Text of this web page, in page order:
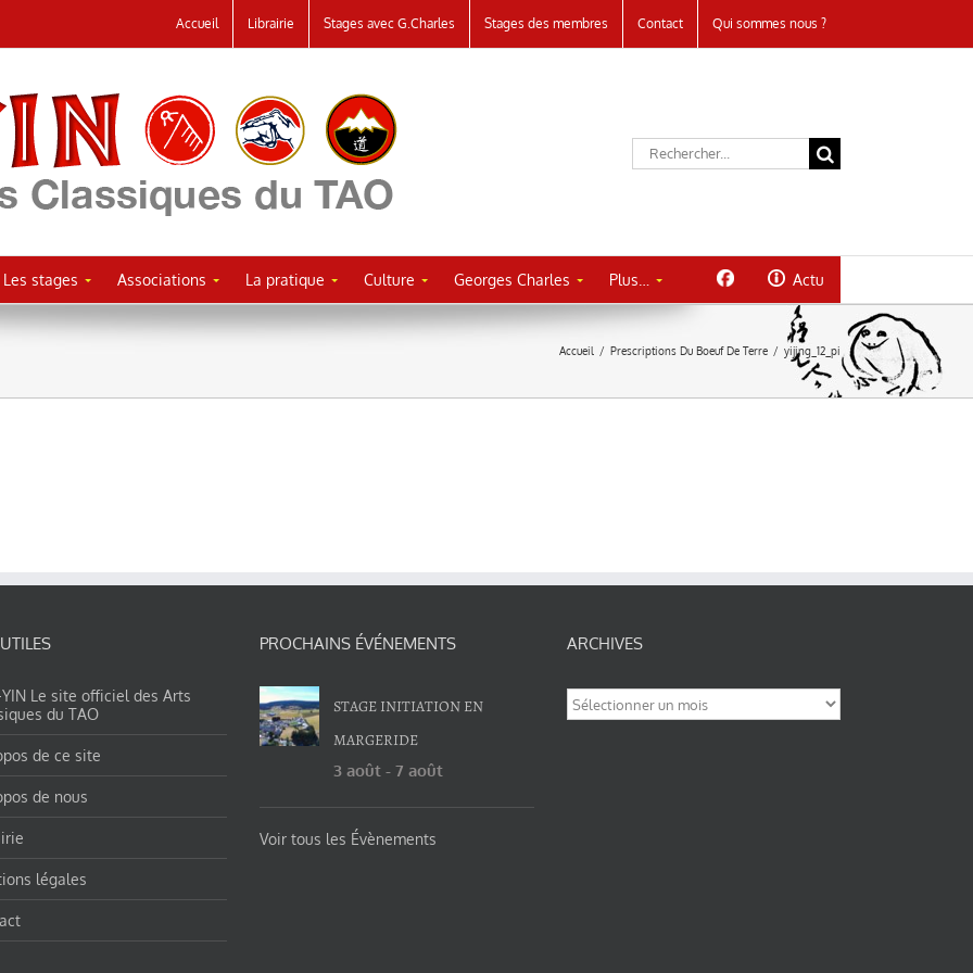
Accueil Librairie Stages avec G.Charles Stages des membres Contact Qui sommes nous ?
Rechercher:
Les stages Associations La pratique Culture Georges Charles Plus… Actu
Accueil / Prescriptions Du Boeuf De Terre / yijing_12_pi
YIN Le site officiel des Arts
du TAO
de ce site
de nous
légales
PROCHAINS ÉVÉNEMENTS
STAGE INITIATION EN
MARGERIDE
3 août -7 août
Voir tous les Évènements
ARCHIVES
Archives